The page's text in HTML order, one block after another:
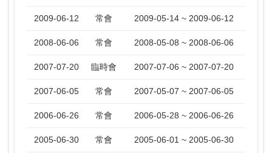
2009-06-12 常會 2009-05-14 ~ 2009-06-12
2008-06-06 常會 2008-05-08 ~ 2008-06-06
2007-07-20 臨時會 2007-07-06 ~ 2007-07-20
2007-06-05 常會 2007-05-07 ~ 2007-06-05
2006-06-26 常會 2006-05-28 ~ 2006-06-26
2005-06-30 常會 2005-06-01 ~ 2005-06-30